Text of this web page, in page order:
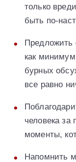
только
быть по-
Предложить
как
бурных
все равно
человека за
моменты,
Напомнить